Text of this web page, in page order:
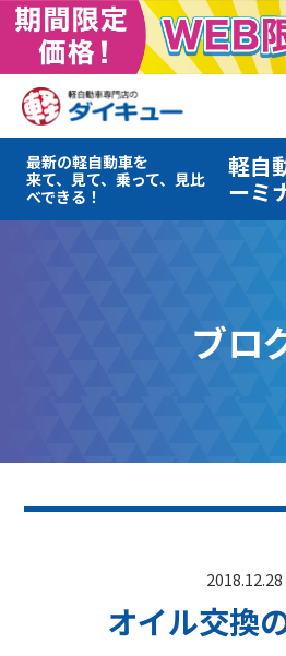
最新の軽自動車を
来て、見て、乗って、見比
べできる！
軽自
ーミ
ブロ
2018.12.28
オイル交換